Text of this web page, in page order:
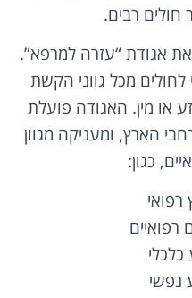
חולים רבים.
פירר את אגודת “עזרה למרפא”.
מכל גווני הקשת
או מין. האגודה פועלת
הארץ, ומעניקה מגוון
כגון:
רפואי
רפואיים
כלכלי
נפשי